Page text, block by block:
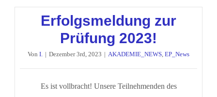
Erfolgsmeldung zur
Prüfung 2023!
Von I. | Dezember 3rd, 2023 | AKADEMIE_NEWS, EP_News
Es ist vollbracht! Unsere Teilnehmenden des